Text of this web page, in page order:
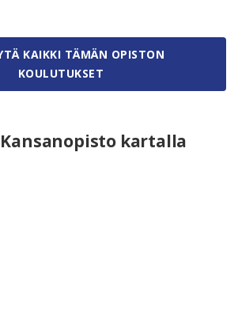
KAIKKI TÄMÄN OPISTON
KOULUTUKSET
kartalla